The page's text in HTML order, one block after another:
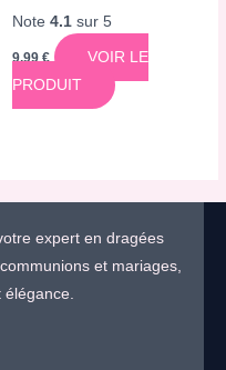
Note 4.1sur 5
9,99 €
VOIR LE
PRODUIT
expert en dragées
et mariages,
élégance.